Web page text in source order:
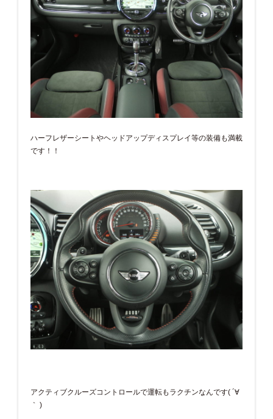
ハーフレザーシートやヘッドアップディスプレイ等の装備も満載
です！！
アクティブクルーズコントロールで運転もラクチンなんです( ´∀
｀ )